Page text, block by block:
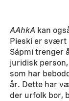
AAhkA kan
Pieski er svært
Sápmi trenger
juridisk
som har
år. Dette har
der urfolk bor,